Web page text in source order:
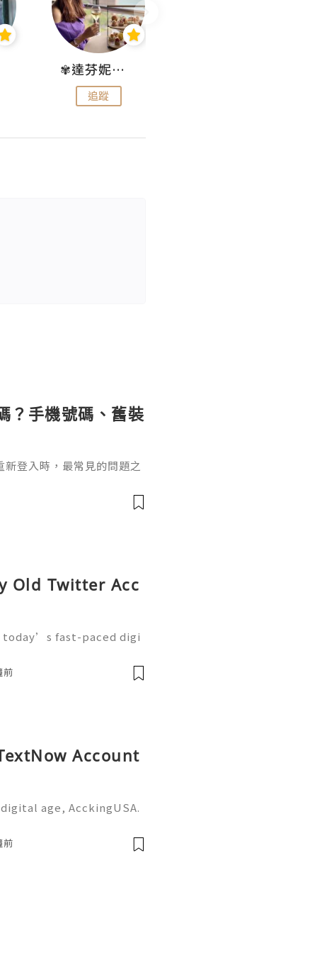
✾達芬妮•愛孩子•愛生活✾
追蹤
？手機號碼、舊裝
登入時，最常見的問題之
Old Twitter Acc
today’s fast-paced digi
branding, and m
前
Account
age, AcckingUSA.
for personal use or busi
前